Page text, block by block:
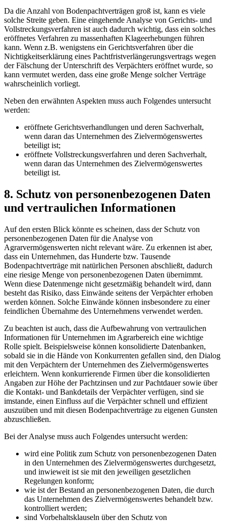
Da die Anzahl von Bodenpachtverträgen groß ist, kann es viele
solche Streite geben. Eine eingehende Analyse von Gerichts- und
Vollstreckungsverfahren ist auch dadurch wichtig, dass ein solches
eröffnetes Verfahren zu massenhaften Klageerhebungen führen
kann. Wenn z.B. wenigstens ein Gerichtsverfahren über die
Nichtigkeitserklärung eines Pachtfristverlängerungsvertrags wegen
der Fälschung der Unterschrift des Verpächters eröffnet wurde, so
kann vermutet werden, dass eine große Menge solcher Verträge
wahrscheinlich vorliegt.
Neben den erwähnten Aspekten muss auch Folgendes untersucht
werden:
eröffnete Gerichtsverhandlungen und deren Sachverhalt,
wenn daran das Unternehmen des Zielvermögenswertes
beteiligt ist;
eröffnete Vollstreckungsverfahren und deren Sachverhalt,
wenn daran das Unternehmen des Zielvermögenswertes
beteiligt ist.
8. Schutz von personenbezogenen Daten
und vertraulichen Informationen
Auf den ersten Blick könnte es scheinen, dass der Schutz von
personenbezogenen Daten für die Analyse von
Agrarvermögenswerten nicht relevant wäre. Zu erkennen ist aber,
dass ein Unternehmen, das Hunderte bzw. Tausende
Bodenpachtverträge mit natürlichen Personen abschließt, dadurch
eine riesige Menge von personenbezogenen Daten übernimmt.
Wenn diese Datenmenge nicht gesetzmäßig behandelt wird, dann
besteht das Risiko, dass Einwände seitens der Verpächter erhoben
werden können. Solche Einwände können insbesondere zu einer
feindlichen Übernahme des Unternehmens verwendet werden.
Zu beachten ist auch, dass die Aufbewahrung von vertraulichen
Informationen für Unternehmen im Agrarbereich eine wichtige
Rolle spielt. Beispielsweise können konsolidierte Datenbanken,
sobald sie in die Hände von Konkurrenten gefallen sind, den Dialog
mit den Verpächtern der Unternehmen des Zielvermögenswertes
erleichtern. Wenn konkurrierende Firmen über die konsolidierten
Angaben zur Höhe der Pachtzinsen und zur Pachtdauer sowie über
die Kontakt- und Bankdetails der Verpächter verfügen, sind sie
imstande, einen Einfluss auf die Verpächter schnell und effizient
auszuüben und mit diesen Bodenpachtverträge zu eigenen Gunsten
abzuschließen.
Bei der Analyse muss auch Folgendes untersucht werden:
wird eine Politik zum Schutz von personenbezogenen Daten
in den Unternehmen des Zielvermögenswertes durchgesetzt,
und inwieweit ist sie mit den jeweiligen gesetzlichen
Regelungen konform;
wie ist der Bestand an personenbezogenen Daten, die durch
das Unternehmen des Zielvermögenswertes behandelt bzw.
kontrolliert werden;
sind Vorbehaltsklauseln über den Schutz von